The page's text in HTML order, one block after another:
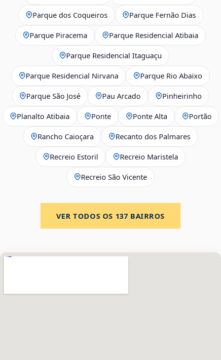
Parque dos Coqueiros Parque Fernão Dias
Parque Piracema Parque Residencial Atibaia
Parque Residencial Itaguaçu
Parque Residencial Nirvana Parque Rio Abaixo
Parque São José Pau Arcado Pinheirinho
Planalto Atibaia Ponte Ponte Alta Portão
Rancho Caioçara Recanto dos Palmares
Recreio Estoril Recreio Maristela
Recreio São Vicente
VER TODOS OS 137 BAIRROS